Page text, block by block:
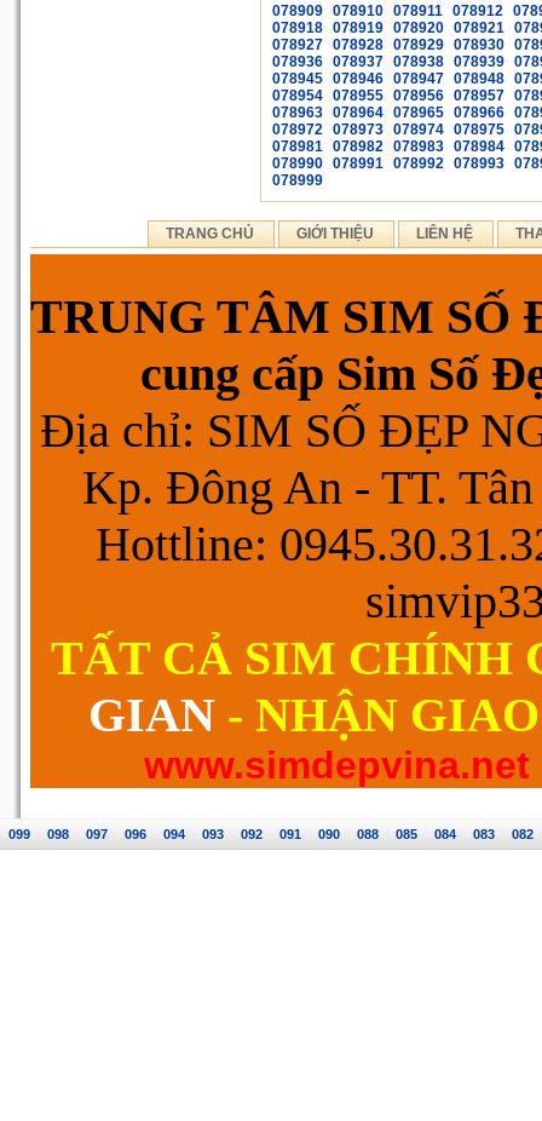
078909 078910 078911 078912
078918 078919 078920 078921
078927 078928 078929 078930
078936 078937 078938 078939
078945 078946 078947 078948
078954 078955 078956 078957
078963 078964 078965 078966
078972 078973 078974 078975
078981 078982 078983 078984
078990 078991 078992 078993
078999
TRANG CHỦ GIỚI THIỆU LIÊN HỆ
TRUNG TÂM SIM SỐ
cung cấp Sim Số
Địa chỉ: SIM SỐ ĐẸP
Kp. Đông An - TT.
Hottline:
TẤT CẢ SIM CHÍNH
GIAN - NHẬN
099 098 097 096 094 093 092 091 090 088 085 084 083 082